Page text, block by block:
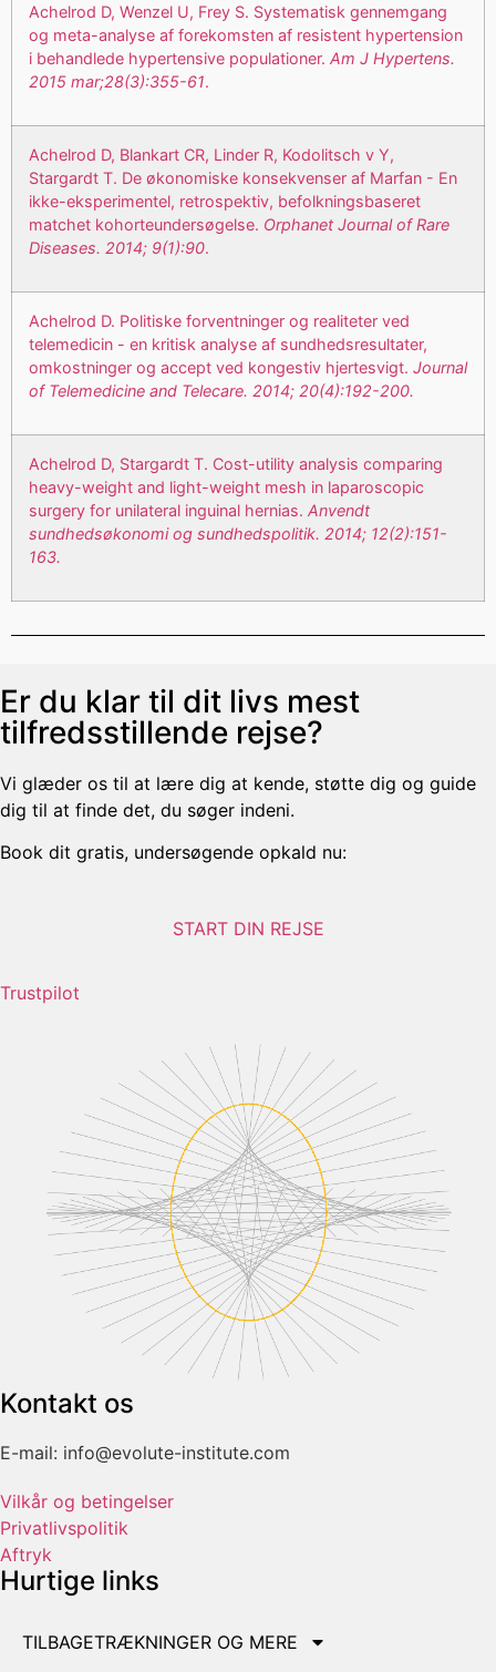
Achelrod D, Wenzel U, Frey S. Systematisk gennemgang
og meta-analyse af forekomsten af resistent hypertension
i behandlede hypertensive populationer. Am J Hypertens.
2015 mar;28(3):355-61.
Achelrod D, Blankart CR, Linder R, Kodolitsch v Y,
Stargardt T. De økonomiske konsekvenser af Marfan - En
ikke-eksperimentel, retrospektiv, befolkningsbaseret
matchet kohorteundersøgelse. Orphanet Journal of Rare
Diseases. 2014; 9(1):90.
Achelrod D. Politiske forventninger og realiteter ved
telemedicin - en kritisk analyse af sundhedsresultater,
omkostninger og accept ved kongestiv hjertesvigt. Journal
of Telemedicine and Telecare. 2014; 20(4):192-200.
Achelrod D, Stargardt T. Cost-utility analysis comparing
heavy-weight and light-weight mesh in laparoscopic
surgery for unilateral inguinal hernias. Anvendt
sundhedsøkonomi og sundhedspolitik. 2014; 12(2):151-
163.
Er du klar til dit livs mest
tilfredsstillende rejse?
Vi glæder os til at lære dig at kende, støtte dig og guide
dig til at finde det, du søger indeni.
Book dit gratis, undersøgende opkald nu:
START DIN REJSE
Trustpilot
Kontakt os
E-mail: info@evolute-institute.com
Vilkår og betingelser
Privatlivspolitik
Aftryk
Hurtige links
TILBAGETRÆKNINGER OG MERE